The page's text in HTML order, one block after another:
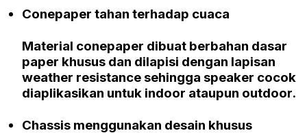
Conepaper tahan terhadap cuaca
Material conepaper dibuat berbahan dasar
paper khusus dan dilapisi dengan lapisan
weather resistance sehingga speaker cocok
diaplikasikan untuk indoor ataupun outdoor.
Chassis menggunakan desain khusus